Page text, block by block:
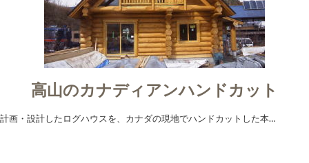
高山のカナディアンハンドカット
計画・設計したログハウスを、カナダの現地でハンドカットした本…